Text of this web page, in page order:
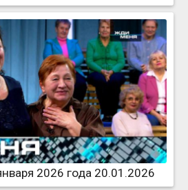
2026 года 20.01.2026